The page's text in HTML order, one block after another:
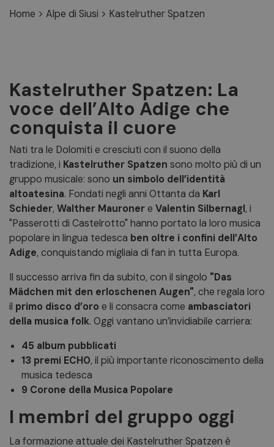
Home > Alpe di Siusi > Kastelruther Spatzen
Kastelruther Spatzen: La
voce dell’Alto Adige che
conquista il cuore
Nati tra le Dolomiti e cresciuti con il suono della
tradizione, i Kastelruther Spatzen sono molto più di un
gruppo musicale: sono un simbolo dell’identità
altoatesina. Fondati negli anni Ottanta da Karl
Schieder, Walther Mauronere Valentin Silbernagl, i
"Passerotti di Castelrotto" hanno portato la loro musica
popolare in lingua tedesca ben oltre i confini dell’Alto
Adige, conquistando migliaia di fan in tutta Europa.
Il successo arriva fin da subito, con il singolo "Das
Mädchen mit den erloschenen Augen", che regala loro
il primo disco d’oro e li consacra come ambasciatori
della musica folk. Oggi vantano un’invidiabile carriera:
45 album pubblicati
13 premi ECHO, il più importante riconoscimento della
musica tedesca
9 Corone della Musica Popolare
I membri del gruppo oggi
La formazione attuale dei Kastelruther Spatzen è